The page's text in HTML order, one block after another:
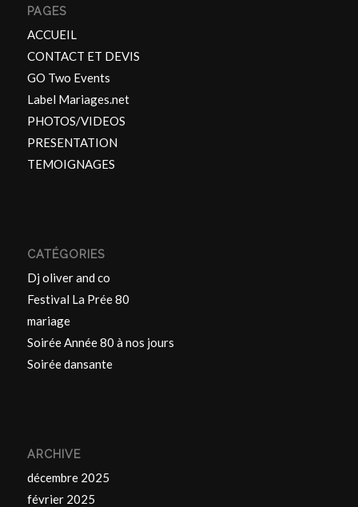
PAGES
ACCUEIL
CONTACT ET DEVIS
GO Two Events
Label Mariages.net
PHOTOS/VIDEOS
PRESENTATION
TEMOIGNAGES
CATÉGORIES
Dj oliver and co
Festival La Prée 80
mariage
Soirée Année 80 à nos jours
Soirée dansante
ARCHIVE
décembre 2025
février 2025